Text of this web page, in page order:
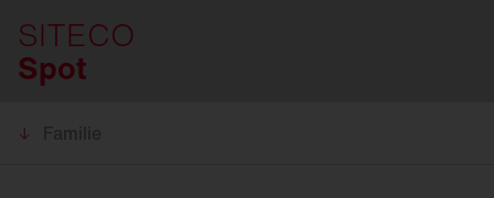
SITECO
Spot
Familie